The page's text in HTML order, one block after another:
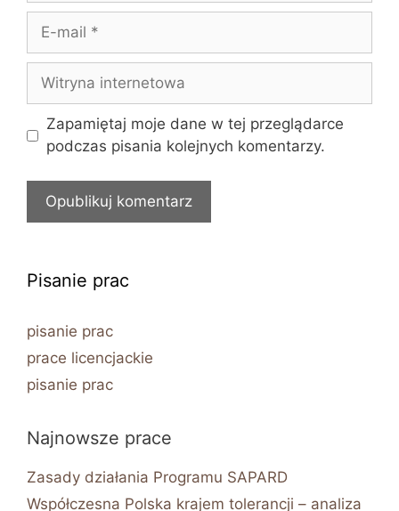
Witryna
internetowa
Zapamiętaj moje dane w tej przeglądarce
podczas pisania kolejnych komentarzy.
Pisanie prac
pisanie prac
prace licencjackie
pisanie prac
Najnowsze prace
Zasady działania Programu SAPARD
Współczesna Polska krajem tolerancji – analiza